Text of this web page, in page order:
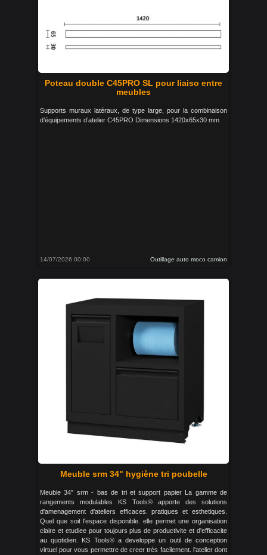
Poteau double C45PRO SL pour liaiso entre
meubles
Supports muraux latéraux, de type large, pour la combinaison
d’équipements d’atelier C45PRO Dimensions 1420x65x30 mm
14/07/2026 00:00 Outillage auto moco camion
Meuble srm 34" hygiène tri poubelle
Meuble 34" srm - bas de tri et support papier La gamme de
rangements modulables KS Tools® apporte des solutions
d'amenagement d'ateliers efficaces. pratiques et esthetiques.
Quel que soit l'espace disponible. elle permet une organisation
claire et etudiee pour toujours plus de productivite et d'efficacite
au quotidien. KS Tools® a developpe un outil de conception
virtuel pour vous permettre de creer très facilement. l'atelier dont